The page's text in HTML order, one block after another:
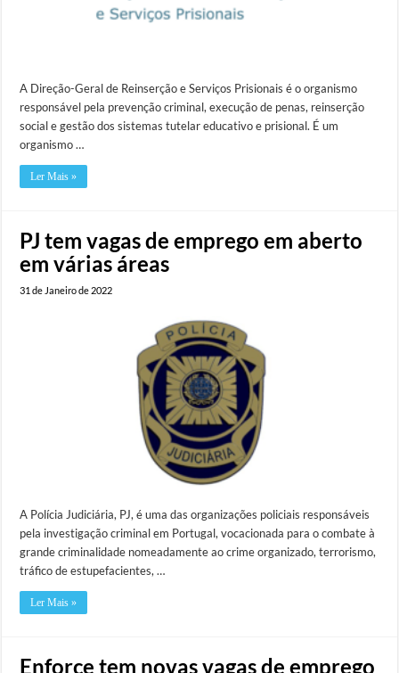
A Direção-Geral de Reinserção e Serviços Prisionais é o organismo
responsável pela prevenção criminal, execução de penas, reinserção
social e gestão dos sistemas tutelar educativo e prisional. É um
organismo …
Ler Mais »
PJ tem vagas de emprego em aberto
em várias áreas
31 de Janeiro de 2022
A Polícia Judiciária, PJ, é uma das organizações policiais responsáveis
pela investigação criminal em Portugal, vocacionada para o combate à
grande criminalidade nomeadamente ao crime organizado, terrorismo,
tráfico de estupefacientes, …
Ler Mais »
Enforce tem novas vagas de emprego